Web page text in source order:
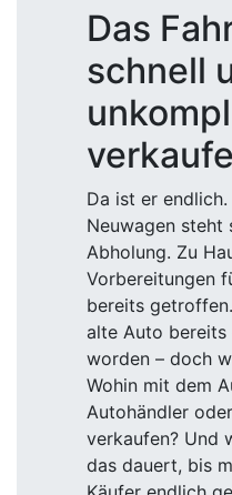
Das
schnell
Da ist er
Neuwagen steht
Abholung. Zu
Vorbereitungen
bereits
alte Auto
worden – doch
Wohin mit dem
Autohändler
verkaufen? Und
das dauert, bis